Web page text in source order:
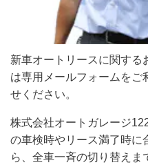
新車オートリースに関する
は専用メールフォームをご
せください。
株式会社オートガレージ
の車検時やリース満了時に
ら、全車一斉の切り替えま